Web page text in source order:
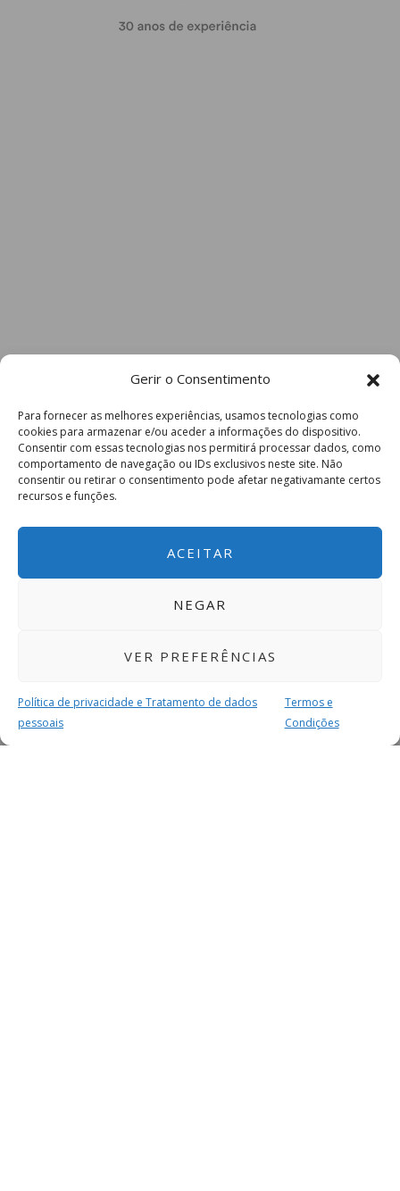
Gerir o Consentimento
Para fornecer as melhores experiências, usamos tecnologias como
cookies para armazenar e/ou aceder a informações do dispositivo.
Consentir com essas tecnologias nos permitirá processar dados, como
comportamento de navegação ou IDs exclusivos neste site. Não
consentir ou retirar o consentimento pode afetar negativamante certos
recursos e funções.
ACEITAR
NEGAR
VER PREFERÊNCIAS
Política de privacidade e Tratamento de dados
pessoais
Termos e
Condições